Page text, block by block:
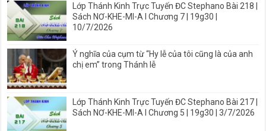
Lớp Thánh Kinh Trực Tuyến ĐC Stephano Bài 218 |
Sách NƠ-KHE-MI-A I Chương 7 | 19g30 |
10/7/2026
Ý nghĩa của cụm từ “Hy lễ của tôi cũng là của anh
chị em” trong Thánh lễ
Lớp Thánh Kinh Trực Tuyến ĐC Stephano Bài 217 |
Sách NƠ-KHE-MI-A I Chương 5 | 19g30 | 3/7/2026